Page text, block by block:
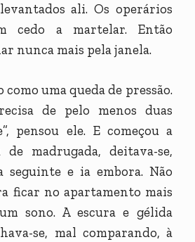
ali. Os operários
cedo a martelar. Então
nunca mais pela janela.
uma queda de pressão.
de pelo menos duas
pensou ele. E começou a
de madrugada, deitava-se,
seguinte e ia embora. Não
ficar no apartamento mais
sono. A escura e gélida
se, mal comparando, à